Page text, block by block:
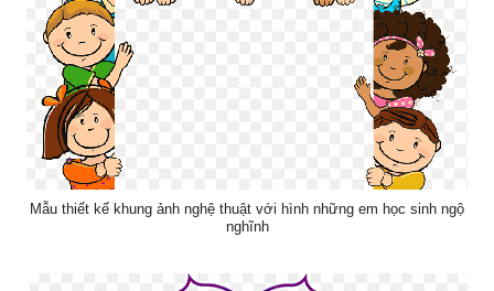
Mẫu thiết kế khung ảnh nghệ thuật với hình những em học sinh ngộ
nghĩnh